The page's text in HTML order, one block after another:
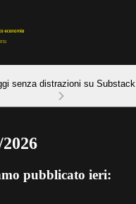
senza distrazioni su Substack
pubblicato ieri: